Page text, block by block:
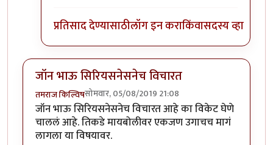
प्रतिसाद देण्यासाठीलॉग इन कराकिंवासदस्य व्हा
जॉन भाऊ सिरियसनेसनेच विचारत
तमराज किल्विषसोमवार, 05/08/2019 21:08
जॉन भाऊ सिरियसनेसनेच विचारत आहे का विकेट घेणे
चाललं आहे. तिकडे मायबोलीवर एकजण उगाचच मागं
लागला या विषयावर.